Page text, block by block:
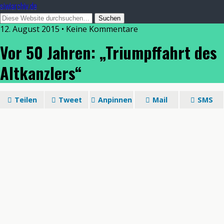
siwiarchiv.de
12. August 2015 • Keine Kommentare
Vor 50 Jahren: „Triumpffahrt des
Altkanzlers“
Teilen Tweet Anpinnen Mail SMS